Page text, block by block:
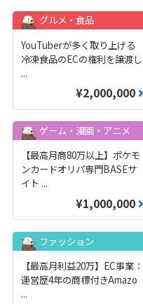
グルメ・食品
YouTuberが多く取り上げる
冷凍食品のECの権利を譲渡し
...
¥2,000,000
ゲーム・漫画・アニメ
【最高月商80万以上】ポケモ
ンカードオリパ専門BASEサ
イト ...
¥1,000,000
ファッション
【最高月利益20万】EC事業：
運営歴4年の商標付きAmazo
...